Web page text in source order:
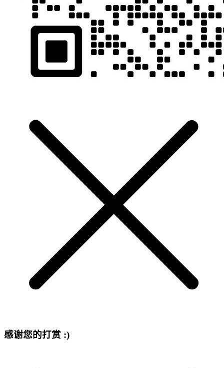
感谢您的打赏 :)